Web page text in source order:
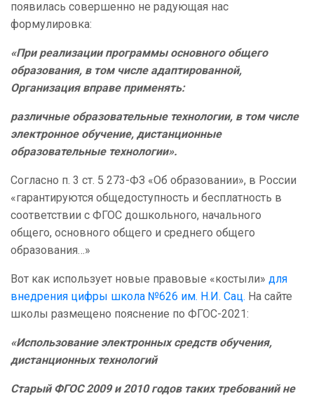
появилась совершенно не радующая нас
формулировка:
«При реализации программы основного общего
образования, в том числе адаптированной,
Организация вправе применять:
различные образовательные технологии, в том числе
электронное обучение, дистанционные
образовательные технологии».
Согласно п. 3 ст. 5 273-ФЗ «Об образовании», в России
«гарантируются общедоступность и бесплатность в
соответствии с ФГОС дошкольного, начального
общего, основного общего и среднего общего
образования…»
Вот как использует новые правовые «костыли» для
внедрения цифры школа №626 им. Н.И. Сац. На сайте
школы размещено пояснение по ФГОС-2021:
«Использование электронных средств обучения,
дистанционных технологий
Старый ФГОС 2009 и 2010 годов таких требований не